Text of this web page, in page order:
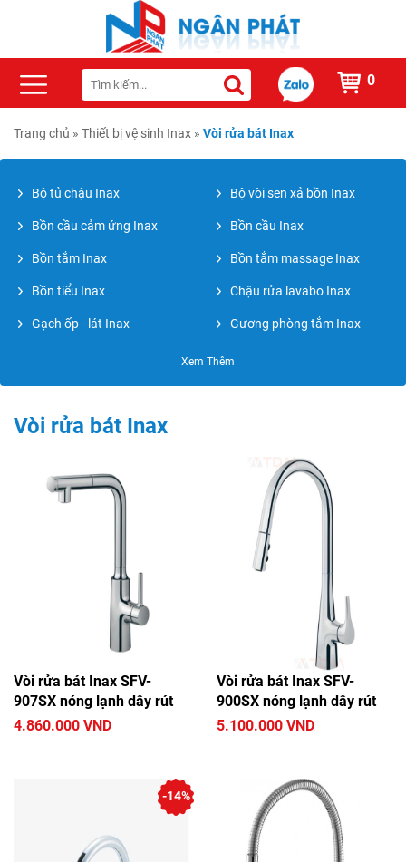
0
Trang chủ » Thiết bị vệ sinh Inax » Vòi rửa bát Inax
Bộ tủ chậu Inax Bộ vòi sen xả bồn Inax
Bồn cầu cảm ứng Inax Bồn cầu Inax
Bồn tắm Inax Bồn tắm massage Inax
Bồn tiểu Inax Chậu rửa lavabo Inax
Gạch ốp - lát Inax Gương phòng tắm Inax
Nắp rửa điện tử Inax
Phụ kiện phòng tắm Inax Sen cây tắm Inax
Sen tắm Inax
Vòi rửa lavabo cảm ứng Inax Vòi rửa lavabo Inax
Vòi xịt toilet Inax
Xem Thêm
Vòi rửa bát Inax
Vòi rửa bát Inax SFV-
907SX nóng lạnh dây rút
4.860.000 VND
Vòi rửa bát Inax SFV-
900SX nóng lạnh dây rút
5.100.000 VND
-14%